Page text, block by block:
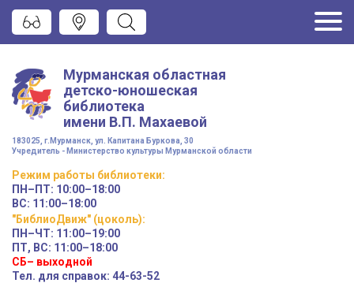
Мурманская областная
детско-юношеская
библиотека
имени В.П. Махаевой
183025, г.Мурманск, ул. Капитана Буркова, 30
Учредитель - Министерство культуры Мурманской области
Режим работы библиотеки:
ПН–ПТ: 10:00–18:00
ВС: 11:00–18:00
"БиблиоДвиж" (цоколь):
ПН–ЧТ: 11:00–19:00
ПТ, ВС: 11:00–18:00
СБ– выходной
Тел. для справок: 44-63-52